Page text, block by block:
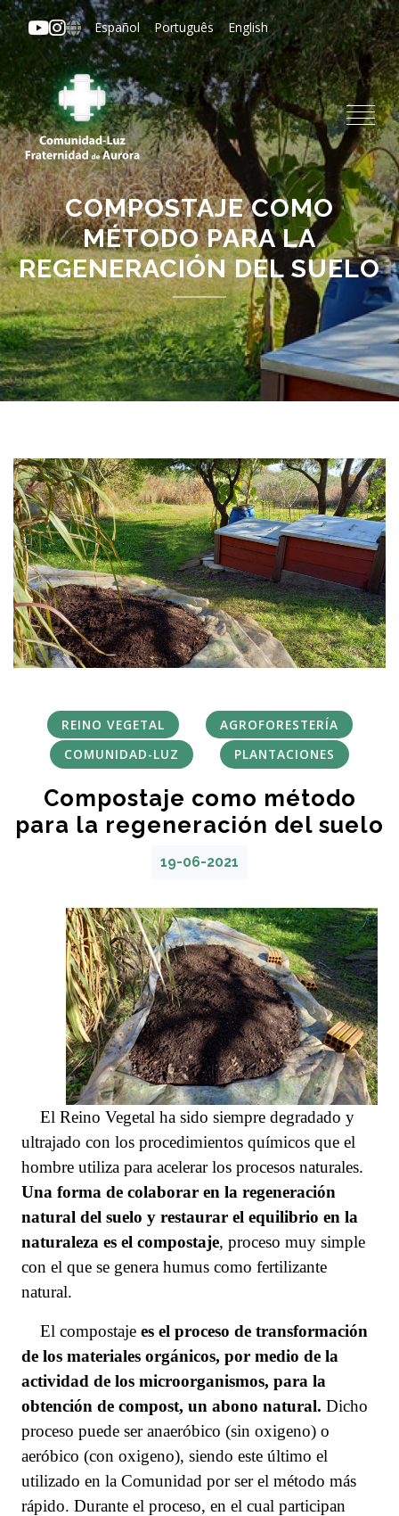
Pasar
al
contenido
principal
Español Português English
COMPOSTAJE COMO
MÉTODO PARA LA
REGENERACIÓN DEL SUELO
REINO VEGETAL
AGROFORESTERÍA
COMUNIDAD-LUZ
PLANTACIONES
Compostaje como método
para la regeneración del suelo
19-06-2021
El Reino Vegetal ha sido siempre degradado y
ultrajado con los procedimientos químicos que el
hombre utiliza para acelerar los procesos naturales.
Una forma de colaborar en la regeneración
natural del suelo y restaurar el equilibrio en la
naturaleza es el compostaje, proceso muy simple
con el que se genera humus como fertilizante
natural.
El compostajees el proceso de transformación
de los materiales orgánicos, por medio de la
actividad de los microorganismos, para la
obtención de compost, un abono natural. Dicho
proceso puede ser anaeróbico (sin oxigeno) o
aeróbico (con oxigeno), siendo este último el
utilizado en la Comunidad por ser el método más
rápido. Durante el proceso, en el cual participan